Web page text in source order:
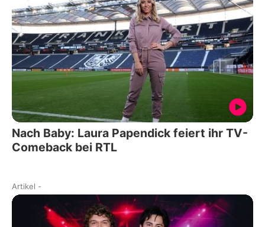
Nach Baby: Laura Papendick feiert ihr TV-
Comeback bei RTL
Artikel -